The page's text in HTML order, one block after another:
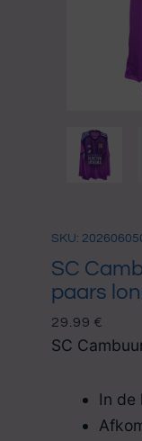
SKU:
SC
paars
29.99 €
SC
In de